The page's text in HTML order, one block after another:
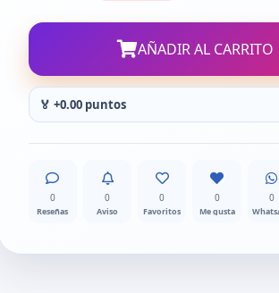
AÑADIR AL CARRITO
🏅 +0.00 puntos
0
Reseñas
0
Aviso
0
Favoritos
0
Me gusta
0